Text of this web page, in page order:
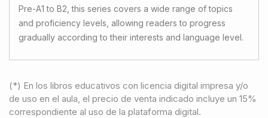
Pre-A1 to B2, this series covers a wide range of topics
and proficiency levels, allowing readers to progress
gradually according to their interests and language level.
(*) En los libros educativos con licencia digital impresa y/o
de uso en el aula, el precio de venta indicado incluye un 15%
correspondiente al uso de la plataforma digital.